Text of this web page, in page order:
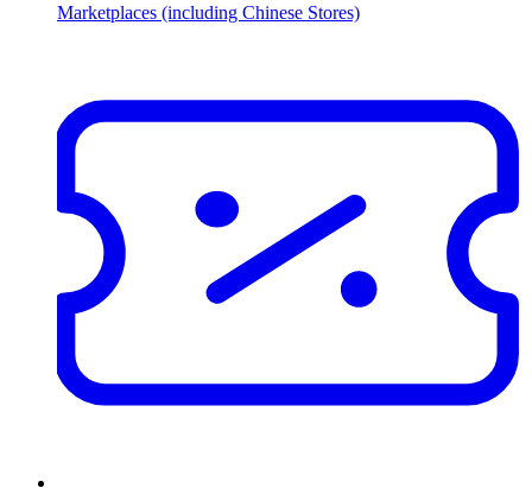
Marketplaces (including Chinese Stores)